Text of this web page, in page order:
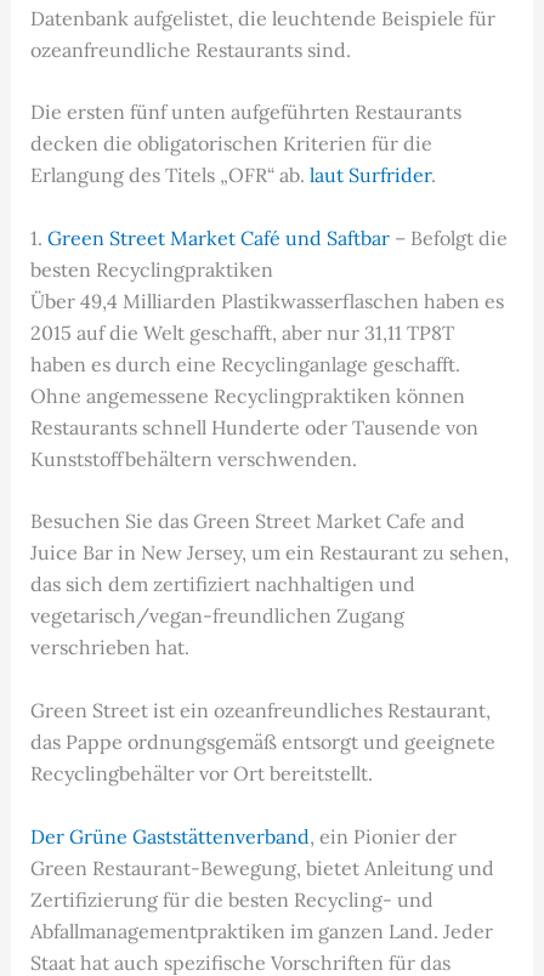
Datenbank aufgelistet, die leuchtende Beispiele für
ozeanfreundliche Restaurants sind.
Die ersten fünf unten aufgeführten Restaurants
decken die obligatorischen Kriterien für die
Erlangung des Titels „OFR“ ab. laut Surfrider.
1. Green Street Market Café und Saftbar– Befolgt die
besten Recyclingpraktiken
Über 49,4 Milliarden Plastikwasserflaschen haben es
2015 auf die Welt geschafft, aber nur 31,11 TP8T
haben es durch eine Recyclinganlage geschafft.
Ohne angemessene Recyclingpraktiken können
Restaurants schnell Hunderte oder Tausende von
Kunststoffbehältern verschwenden.
Besuchen Sie das Green Street Market Cafe and
Juice Bar in New Jersey, um ein Restaurant zu sehen,
das sich dem zertifiziert nachhaltigen und
vegetarisch/vegan-freundlichen Zugang
verschrieben hat.
Green Street ist ein ozeanfreundliches Restaurant,
das Pappe ordnungsgemäß entsorgt und geeignete
Recyclingbehälter vor Ort bereitstellt.
Der Grüne Gaststättenverband, ein Pionier der
Green Restaurant-Bewegung, bietet Anleitung und
Zertifizierung für die besten Recycling- und
Abfallmanagementpraktiken im ganzen Land. Jeder
Staat hat auch spezifische Vorschriften für das